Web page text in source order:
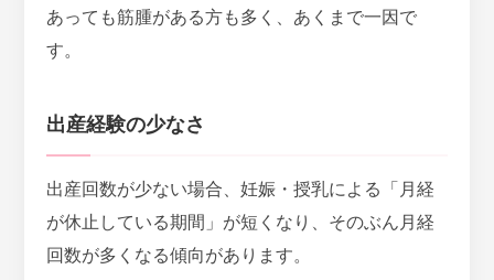
あっても筋腫がある方も多く、あくまで一因で
す。
出産経験の少なさ
出産回数が少ない場合、妊娠・授乳による「月経
が休止している期間」が短くなり、そのぶん月経
回数が多くなる傾向があります。